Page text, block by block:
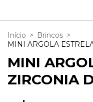
Início > Brincos >
MINI ARGOLA
MINI
ZIRCONIA